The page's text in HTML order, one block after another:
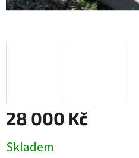
28 000 Kč
cena:
Skladem